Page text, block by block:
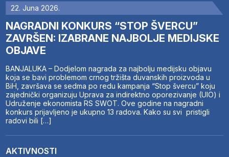
22. Juna 2026.
NAGRADNI KONKURS “STOP ŠVERCU”
ZAVRŠEN: IZABRANE NAJBOLJE MEDIJSKE
OBJAVE
BANJALUKA – Dodjelom nagrada za najbolju medijsku objavu
koja se bavi problemom crnog tržišta duvanskih proizvoda u
BiH, završava se sedma po redu kampanja “Stop švercu” koju
zajednički organizuju Uprava za indirektno oporezivanje (UIO) i
Udruženje ekonomista RS SWOT. Ove godine na nagradni
konkurs prijavljeno je ukupno 13 radova. Kako su svi pristigli
radovi bili […]
AKTIVNOSTI